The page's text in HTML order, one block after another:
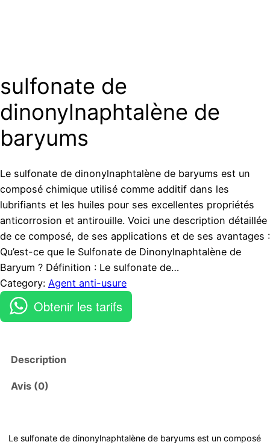
sulfonate de
dinonylnaphtalène de
baryums
Le sulfonate de dinonylnaphtalène de baryums est un
composé chimique utilisé comme additif dans les
lubrifiants et les huiles pour ses excellentes propriétés
anticorrosion et antirouille. Voici une description détaillée
de ce composé, de ses applications et de ses avantages :
Qu’est-ce que le Sulfonate de Dinonylnaphtalène de
Baryum ? Définition : Le sulfonate de…
Category: Agent anti-usure
Obtenir les tarifs
Description
Avis (0)
Le sulfonate de dinonylnaphtalène de baryums est un composé